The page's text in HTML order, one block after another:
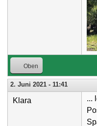
Oben
2. Juni 2021 - 11:41
Klara
...